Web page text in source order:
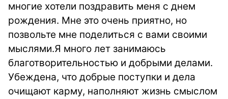
многие хотели поздравить меня с днем
рождения. Мне это очень приятно, но
позвольте мне поделиться с вами своими
мыслями.Я много лет занимаюсь
благотворительностью и добрыми делами.
Убеждена, что добрые поступки и дела
очищают карму, наполняют жизнь смыслом